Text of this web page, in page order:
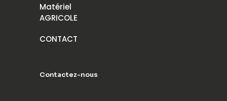
Matériel
AGRICOLE
CONTACT
Contactez-nous